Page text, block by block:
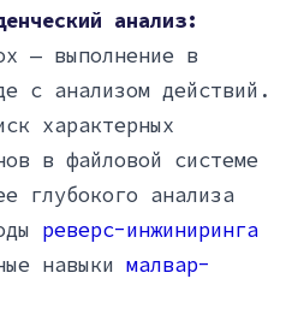
анализ:
— выполнение в
с анализом действий.
характерных
в файловой системе
глубокого анализа
реверс-инжиниринга
навыки малвар-